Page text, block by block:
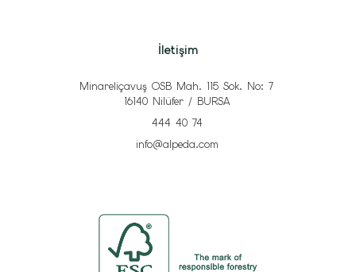
İletişim
Minareliçavuş OSB Mah. 115 Sok. No: 7
16140 Nilüfer / BURSA
444 40 74
info@alpeda.com